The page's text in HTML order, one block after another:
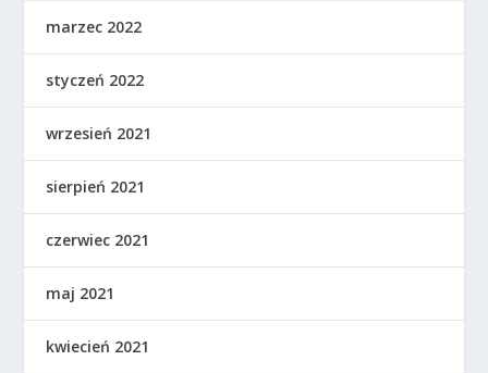
marzec 2022
styczeń 2022
wrzesień 2021
sierpień 2021
czerwiec 2021
maj 2021
kwiecień 2021